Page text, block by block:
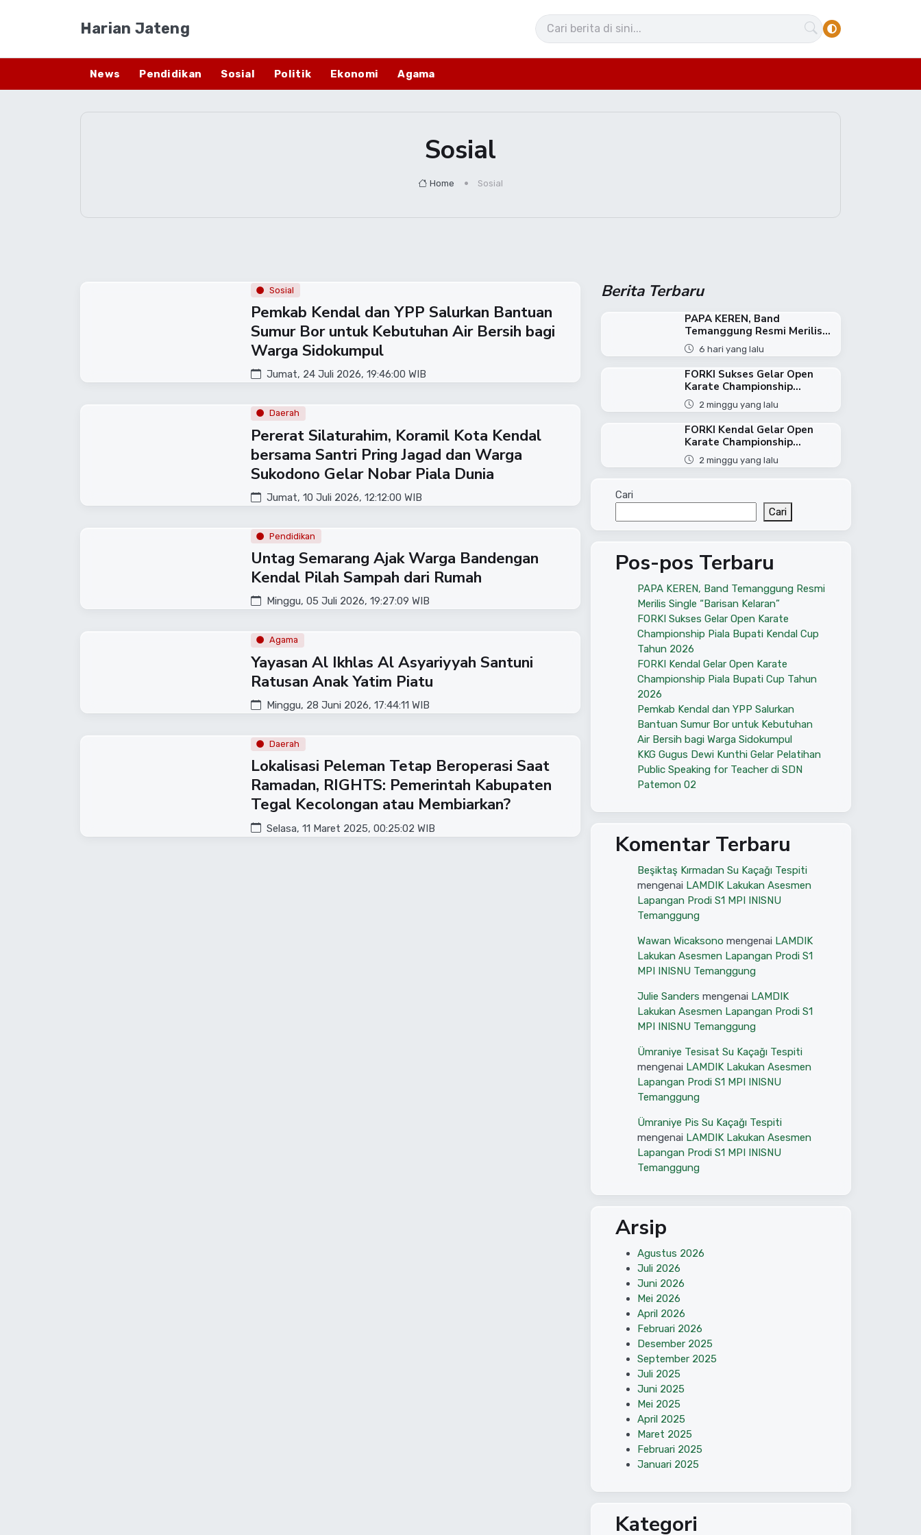
Harian Jateng
News Pendidikan Sosial Politik Ekonomi Agama
Sosial
Home Sosial
Sosial
Pemkab Kendal dan YPP Salurkan Bantuan
Sumur Bor untuk Kebutuhan Air Bersih bagi
Warga Sidokumpul
Jumat, 24 Juli 2026, 19:46:00 WIB
Daerah
Pererat Silaturahim, Koramil Kota Kendal
bersama Santri Pring Jagad dan Warga
Sukodono Gelar Nobar Piala Dunia
Jumat, 10 Juli 2026, 12:12:00 WIB
Pendidikan
​Untag Semarang Ajak Warga Bandengan
Kendal Pilah Sampah dari Rumah
Minggu, 05 Juli 2026, 19:27:09 WIB
Agama
Yayasan Al Ikhlas Al Asyariyyah Santuni
Ratusan Anak Yatim Piatu
Minggu, 28 Juni 2026, 17:44:11 WIB
Daerah
Lokalisasi Peleman Tetap Beroperasi Saat
Ramadan, RIGHTS: Pemerintah Kabupaten
Tegal Kecolongan atau Membiarkan?
Selasa, 11 Maret 2025, 00:25:02 WIB
Berita Terbaru
PAPA KEREN, Band
Temanggung Resmi Merilis...
6 hari yang lalu
FORKI Sukses Gelar Open
Karate Championship...
2 minggu yang lalu
FORKI Kendal Gelar Open
Karate Championship...
2 minggu yang lalu
Cari
Cari
Pos-pos Terbaru
PAPA KEREN, Band Temanggung Resmi
Merilis Single “Barisan Kelaran”
FORKI Sukses Gelar Open Karate
Championship Piala Bupati Kendal Cup
Tahun 2026
FORKI Kendal Gelar Open Karate
Championship Piala Bupati Cup Tahun
2026
Pemkab Kendal dan YPP Salurkan
Bantuan Sumur Bor untuk Kebutuhan
Air Bersih bagi Warga Sidokumpul
KKG Gugus Dewi Kunthi Gelar Pelatihan
Public Speaking for Teacher di SDN
Patemon 02
Komentar Terbaru
Beşiktaş Kırmadan Su Kaçağı Tespiti
mengenai LAMDIK Lakukan Asesmen
Lapangan Prodi S1 MPI INISNU
Temanggung
Wawan Wicaksono mengenai LAMDIK
Lakukan Asesmen Lapangan Prodi S1
MPI INISNU Temanggung
Julie Sanders mengenai LAMDIK
Lakukan Asesmen Lapangan Prodi S1
MPI INISNU Temanggung
Ümraniye Tesisat Su Kaçağı Tespiti
mengenai LAMDIK Lakukan Asesmen
Lapangan Prodi S1 MPI INISNU
Temanggung
Ümraniye Pis Su Kaçağı Tespiti
mengenai LAMDIK Lakukan Asesmen
Lapangan Prodi S1 MPI INISNU
Temanggung
Arsip
Agustus 2026
Juli 2026
Juni 2026
Mei 2026
April 2026
Februari 2026
Desember 2025
September 2025
Juli 2025
Juni 2025
Mei 2025
April 2025
Maret 2025
Februari 2025
Januari 2025
Kategori